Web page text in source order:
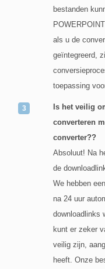
bestanden
als u de
geïntegreerd,
toepassing
Is het veilig
converteren
converter??
Absoluut! Na
de
We hebben
na 24 uur
downloadlinks
kunt er zeker
veilig zijn,
heeft. Onze